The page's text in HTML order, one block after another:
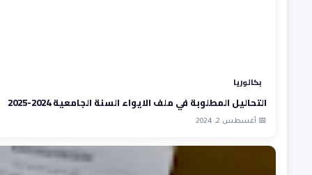
بكالوريا
التحاليل المطلوبة في ملف الايواء السنة الجامعية 2024-2025
📅 أغسطس 2, 2024